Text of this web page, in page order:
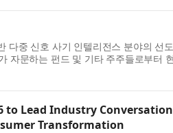
다중 신호 사기 인텔리전스 분야의 선
자문하는 펀드 및 기타 주주들로부터
고 발표했다. 바이오캐치 인수는 비자
to Lead Industry
Transformation